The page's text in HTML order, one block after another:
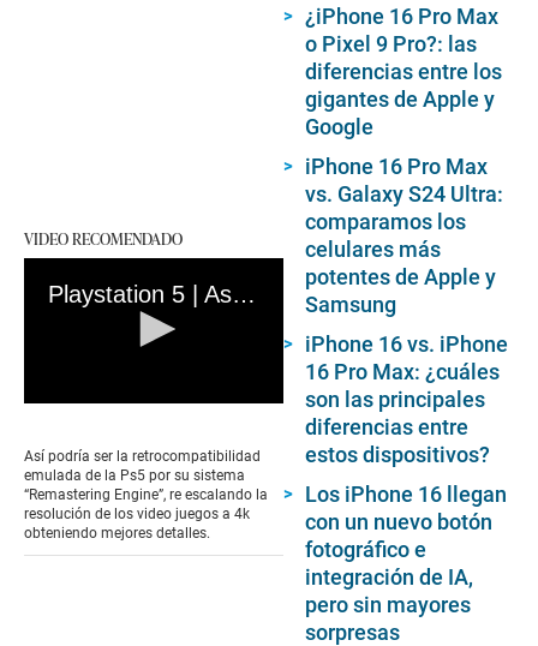
VIDEO RECOMENDADO
Playstation 5 | Así luciría la retrocompatiblidad con PlayStation 1
of
1
minute,
43
seconds
Así podría ser la retrocompatibilidad
emulada de la Ps5 por su sistema
“Remastering Engine”, re escalando la
resolución de los video juegos a 4k
obteniendo mejores detalles.
¿iPhone 16 Pro Max
o Pixel 9 Pro?: las
diferencias entre los
gigantes de Apple y
Google
iPhone 16 Pro Max
vs. Galaxy S24 Ultra:
comparamos los
celulares más
potentes de Apple y
Samsung
iPhone 16 vs. iPhone
16 Pro Max: ¿cuáles
son las principales
diferencias entre
estos dispositivos?
Los iPhone 16 llegan
con un nuevo botón
fotográfico e
integración de IA,
pero sin mayores
sorpresas